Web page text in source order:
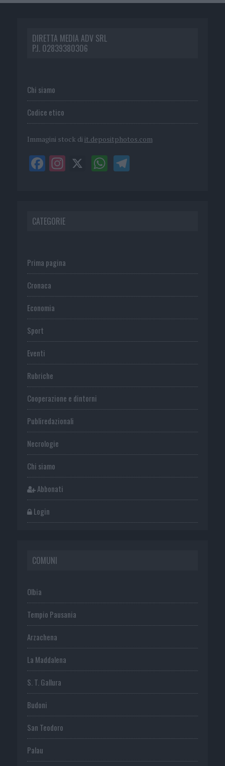
DIRETTA MEDIA ADV SRL
P.I. 02839380306
Chi siamo
Codice etico
Immagini stock di it.depositphotos.com
CATEGORIE
Prima pagina
Cronaca
Economia
Sport
Eventi
Rubriche
Cooperazione e dintorni
Publiredazionali
Necrologie
Chi siamo
Abbonati
Login
COMUNI
Olbia
Tempio Pausania
Arzachena
La Maddalena
S. T. Gallura
Budoni
San Teodoro
Palau